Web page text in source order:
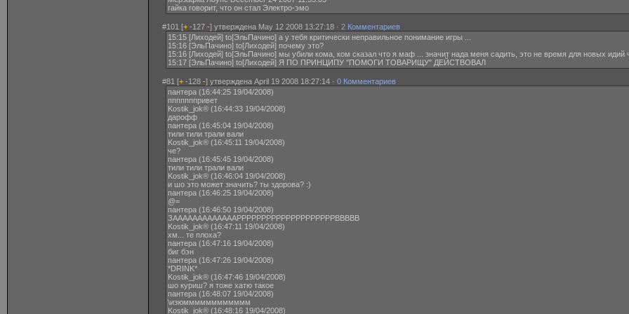
гайка говорит, что он стал Электро-эмо
#101 [+ -127 -] утверждена May 12 2008 13:27:18 · 2 Комментариев
15:15 [Лиходей] to[ЭльПачино] а у тебя критически неправильное понимание игры ...
15:16 [ЭльПачино] to[Лиходей] почему это?
15:16 [Лиходей] to[ЭльПачино] мы убили кома, ком сказал что я маф ... значит нада меня садить, это не время для новых
15:17 [ЭльПачино] to[Лиходей] Я ПО ПРИНЦИПУ "ПОМОГИ ТОВАРИЩУ" ДЕЙСТВОВАЛ
#81 [+ -128 -] утверждена April 19 2008 18:27:14 · 0 Комментариев
пантера (16:44:25 19/04/2008)
пппппппривет
Kostik_jok® (16:44:33 19/04/2008)
дарофф
пантера (16:45:04 19/04/2008)
тили тили трали вали
Kostik_jok® (16:45:11 19/04/2008)
че?
пантера (16:45:45 19/04/2008)
тили тили трали вали
Kostik_jok® (16:46:04 19/04/2008)
и шо это может значить? ты здорова? :)
пантера (16:46:25 19/04/2008)
@=
пантера (16:46:50 19/04/2008)
ЗАААААААААААААРРРРРРРРРРРРРРРРРРРРВВВВВ
Kostik_jok® (16:47:11 19/04/2008)
хм... те плоха?
пантера (16:47:16 19/04/2008)
биг бэн
пантера (16:47:26 19/04/2008)
*DRINK*
Kostik_jok® (16:47:46 19/04/2008)
шо куриш? я тоже хатю такое
пантера (16:48:07 19/04/2008)
\изюмммммммммммм
Kostik_jok® (16:48:16 19/04/2008)